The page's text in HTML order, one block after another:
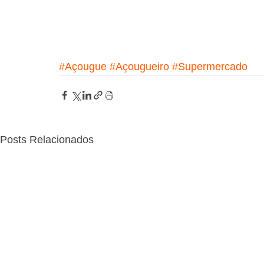
#Açougue #Açougueiro #Supermercado
Posts Relacionados